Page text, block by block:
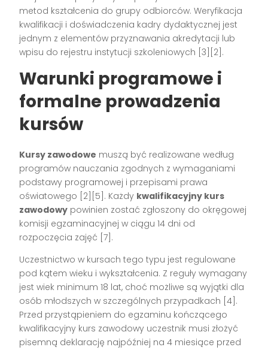
metod kształcenia do grupy odbiorców. Weryfikacja
kwalifikacji i doświadczenia kadry dydaktycznej jest
jednym z elementów przyznawania akredytacji lub
wpisu do rejestru instytucji szkoleniowych [3][2] .
Warunki programowe i
formalne prowadzenia
kursów
Kursy zawodowe muszą być realizowane według
programów nauczania zgodnych z wymaganiami
podstawy programowej i przepisami prawa
oświatowego [2][5] . Każdy kwalifikacyjny kurs
zawodowy powinien zostać zgłoszony do okręgowej
komisji egzaminacyjnej w ciągu 14 dni od
rozpoczęcia zajęć [7] .
Uczestnictwo w kursach tego typu jest regulowane
pod kątem wieku i wykształcenia. Z reguły wymagany
jest wiek minimum 18 lat, choć możliwe są wyjątki dla
osób młodszych w szczególnych przypadkach [4] .
Przed przystąpieniem do egzaminu kończącego
kwalifikacyjny kurs zawodowy uczestnik musi złożyć
pisemną deklarację najpóźniej na 4 miesiące przed